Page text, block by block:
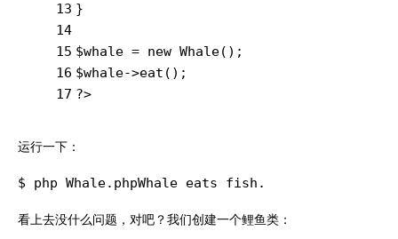
13
14
15
16
17
}
$whale = new Whale();
$whale->eat();
?>
运行一下：
$ php Whale.phpWhale eats fish.
看上去没什么问题，对吧？我们创建一个鲤鱼类：